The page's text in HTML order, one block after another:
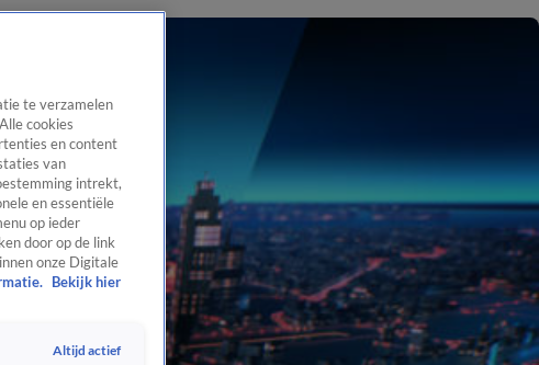
te verzamelen
cookies
en content
van
intrekt,
en essentiële
op ieder
door op de link
onze Digitale
Bekijk hier
Altijd actief